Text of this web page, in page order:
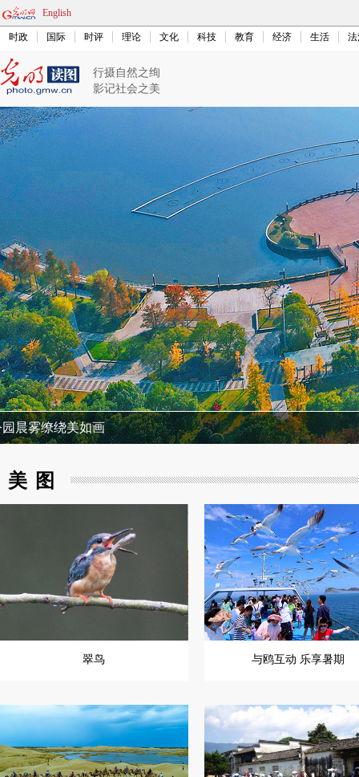
English
时政 国际 时评 理论 文化 科技 教育 经济 生活
行摄自然之绚
影记社会之美
昆明开启观鸥季
美图
翠鸟 与鸥互动 乐享暑期